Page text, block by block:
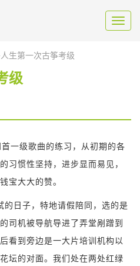
Toggle
生第一次古筝考级
级
级歌曲的练习，从初期的各
习惯性坚持，进步显而易见，
宝大大的赞。
子，特地请假陪同，选的是
司机被导航导进了弄堂剐蹭到
看到旁边是一大片培训机构以
坛的对面。我们处在两处红绿